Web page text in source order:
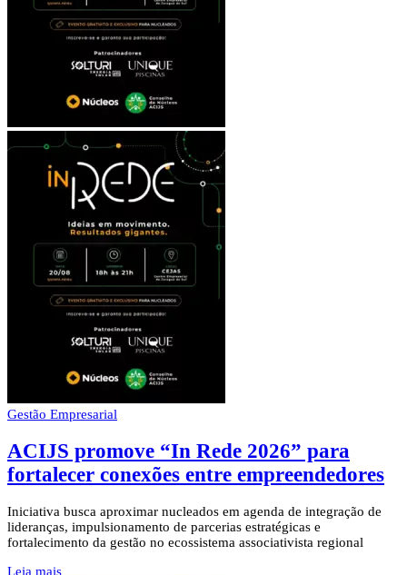
Gestão Empresarial
ACIJS promove “In Rede 2026” para
fortalecer conexões entre empreendedores
Iniciativa busca aproximar nucleados em agenda de integração de
lideranças, impulsionamento de parcerias estratégicas e
fortalecimento da gestão no ecossistema associativista regional
Leia mais